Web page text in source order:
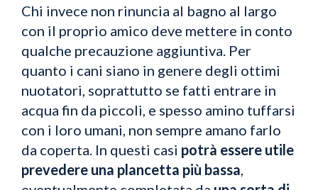
Chi invece non rinuncia al bagno al largo
con il proprio amico deve mettere in conto
qualche precauzione aggiuntiva. Per
quanto i cani siano in genere degli ottimi
nuotatori, soprattutto se fatti entrare in
acqua fin da piccoli, e spesso amino tuffarsi
con i loro umani, non sempre amano farlo
da coperta. In questi casi potrà essere utile
prevedere una plancetta più bassa,